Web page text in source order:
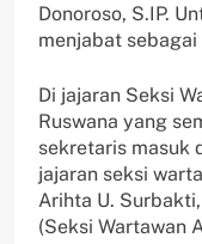
Donoroso, S.IP.
menjabat
Di jajaran Seksi
Ruswana yang
sekretaris masuk
jajaran seksi
Arihta U.
(Seksi Wartawan